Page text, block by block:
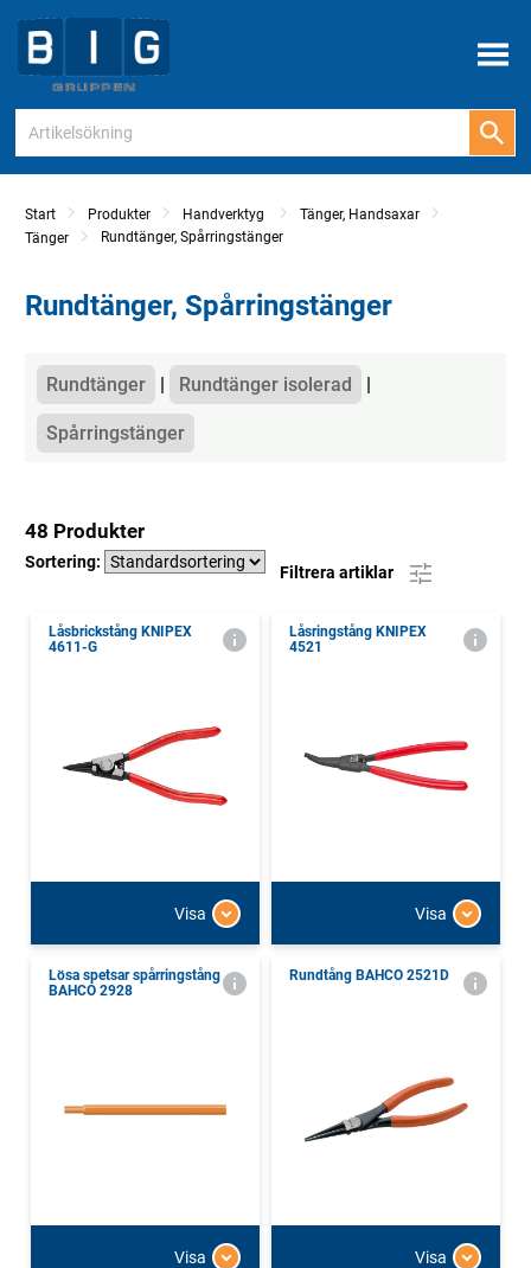
Meny
Start Produkter Handverktyg
Tänger, Handsaxar
Tänger
Rundtänger, Spårringstänger
Rundtänger, Spårringstänger
Kategorier
Rundtänger Rundtänger isolerad
Spårringstänger
48 Produkter
Sortering:
Filtrera artiklar
Låsbrickstång KNIPEX
4611-G
Visa
Låsringstång KNIPEX
4521
Visa
Lösa spetsar spårringstång
BAHCO 2928
Visa
Rundtång BAHCO 2521D
Visa